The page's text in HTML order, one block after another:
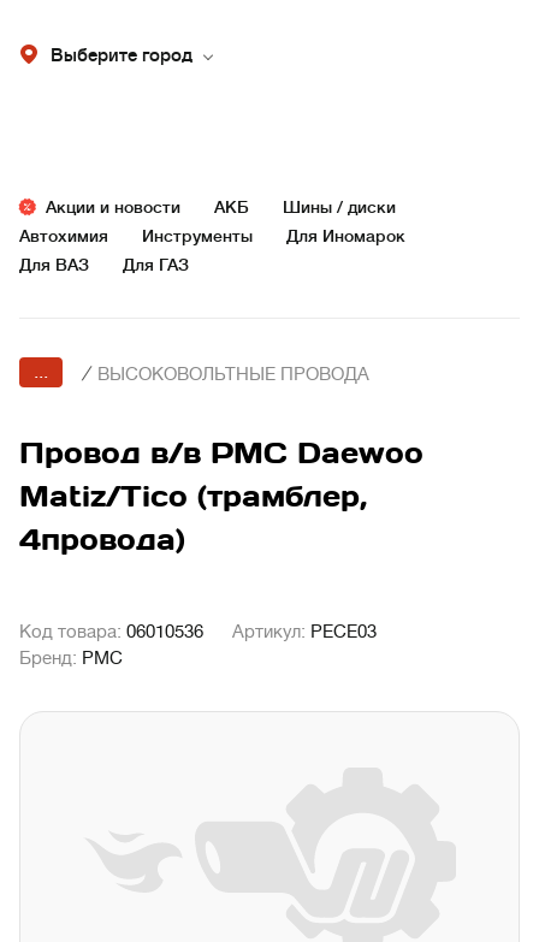
Выберите город
Акции и новости АКБ
Шины / диски
Автохимия
Инструменты
Для Иномарок
Для ВАЗ
Для ГАЗ
... / ВЫСОКОВОЛЬТНЫЕ ПРОВОДА
Провод в/в PMC Daewoo
Matiz/Tico (трамблер,
4провода)
Код товара: 06010536 Артикул: PECE03
Бренд: PMC